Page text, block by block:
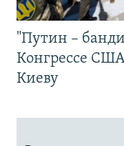
"Путин –
Конгрессе
Киеву